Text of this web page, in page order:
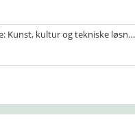
Kunst, kultur og tekniske løsn…